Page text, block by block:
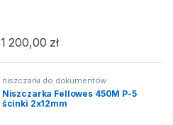
1 200,00 zł
niszczarki do dokumentów
Niszczarka Fellowes 450M P-5
ścinki 2x12mm